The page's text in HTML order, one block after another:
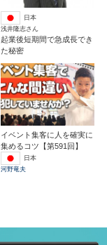
日本
浅井隆志さん
起業後短期間で急成長でき
た秘密
イベント集客に人を確実に
集めるコツ【第591回】
日本
河野竜夫